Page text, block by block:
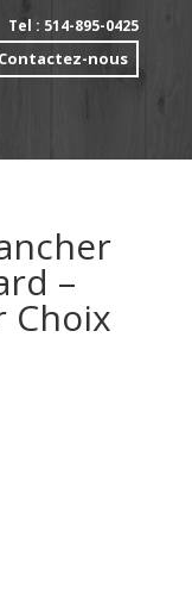
Tel : 514-895-0425
Contactez-nous
–
Choix